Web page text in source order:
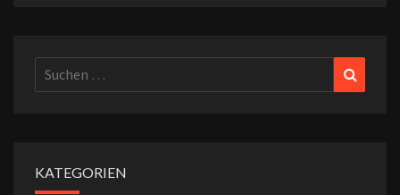
Suchen
nach:
KATEGORIEN